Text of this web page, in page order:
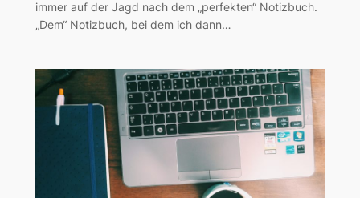
immer auf der Jagd nach dem „perfekten“ Notizbuch.
„Dem“ Notizbuch, bei dem ich dann…